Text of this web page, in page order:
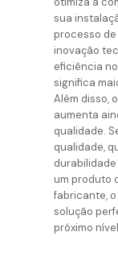
sua
processo
inovação
eficiência
significa
Além disso,
aumenta
qualidade.
qualidade,
um produto
fabricante,
solução
próximo